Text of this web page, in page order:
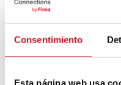
Consentimiento
Esta página web usa
Un tratado
límites
nace de la